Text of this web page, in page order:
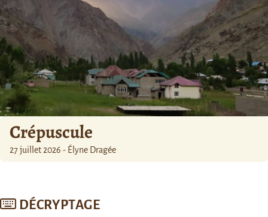
Crépuscule
27 juillet 2026 - Élyne Dragée
DÉCRYPTAGE